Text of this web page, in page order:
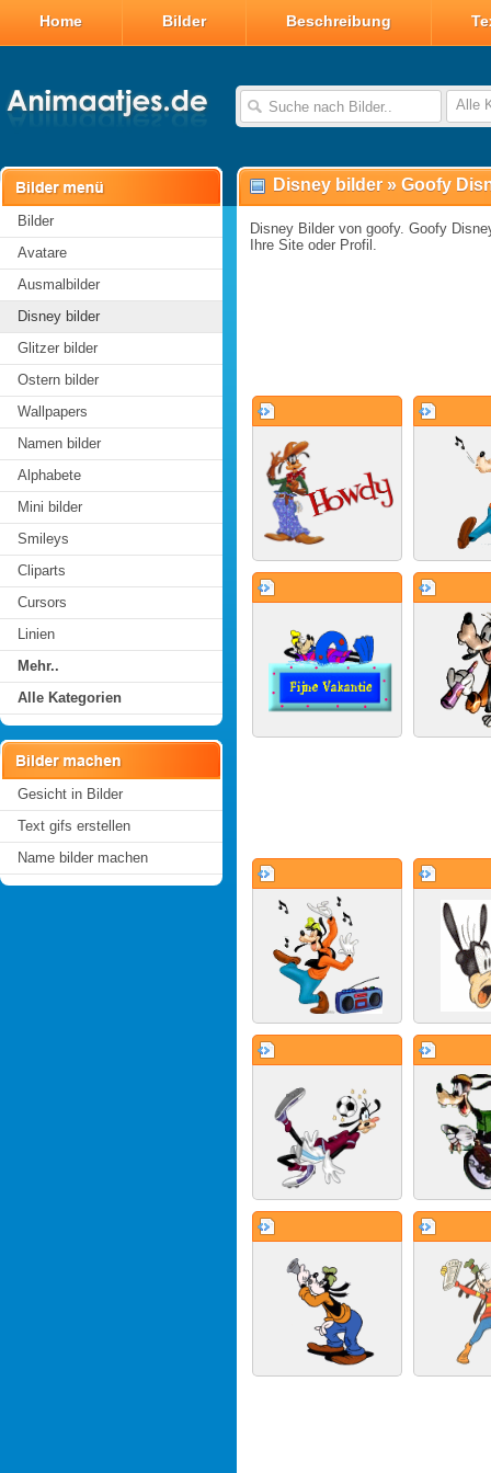
Home Bilder Beschreibung
Alle
Bilder
Avatare
Ausmalbilder
Disney bilder
Glitzer bilder
Ostern bilder
Wallpapers
Namen bilder
Alphabete
Mini bilder
Smileys
Cliparts
Cursors
Linien
Mehr..
Alle Kategorien
Gesicht in Bilder
Text gifs erstellen
Name bilder machen
Disney bilder » Goofy
Disney Bilder von goofy. Goofy
Ihre Site oder Profil.